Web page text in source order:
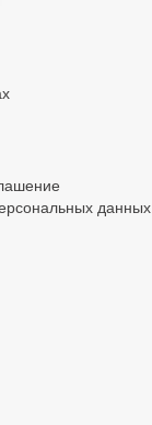
данных